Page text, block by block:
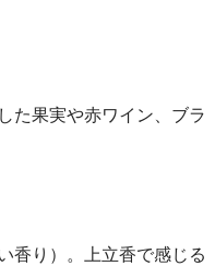
た果実や赤ワイン、ブラ
香り）。上立香で感じる